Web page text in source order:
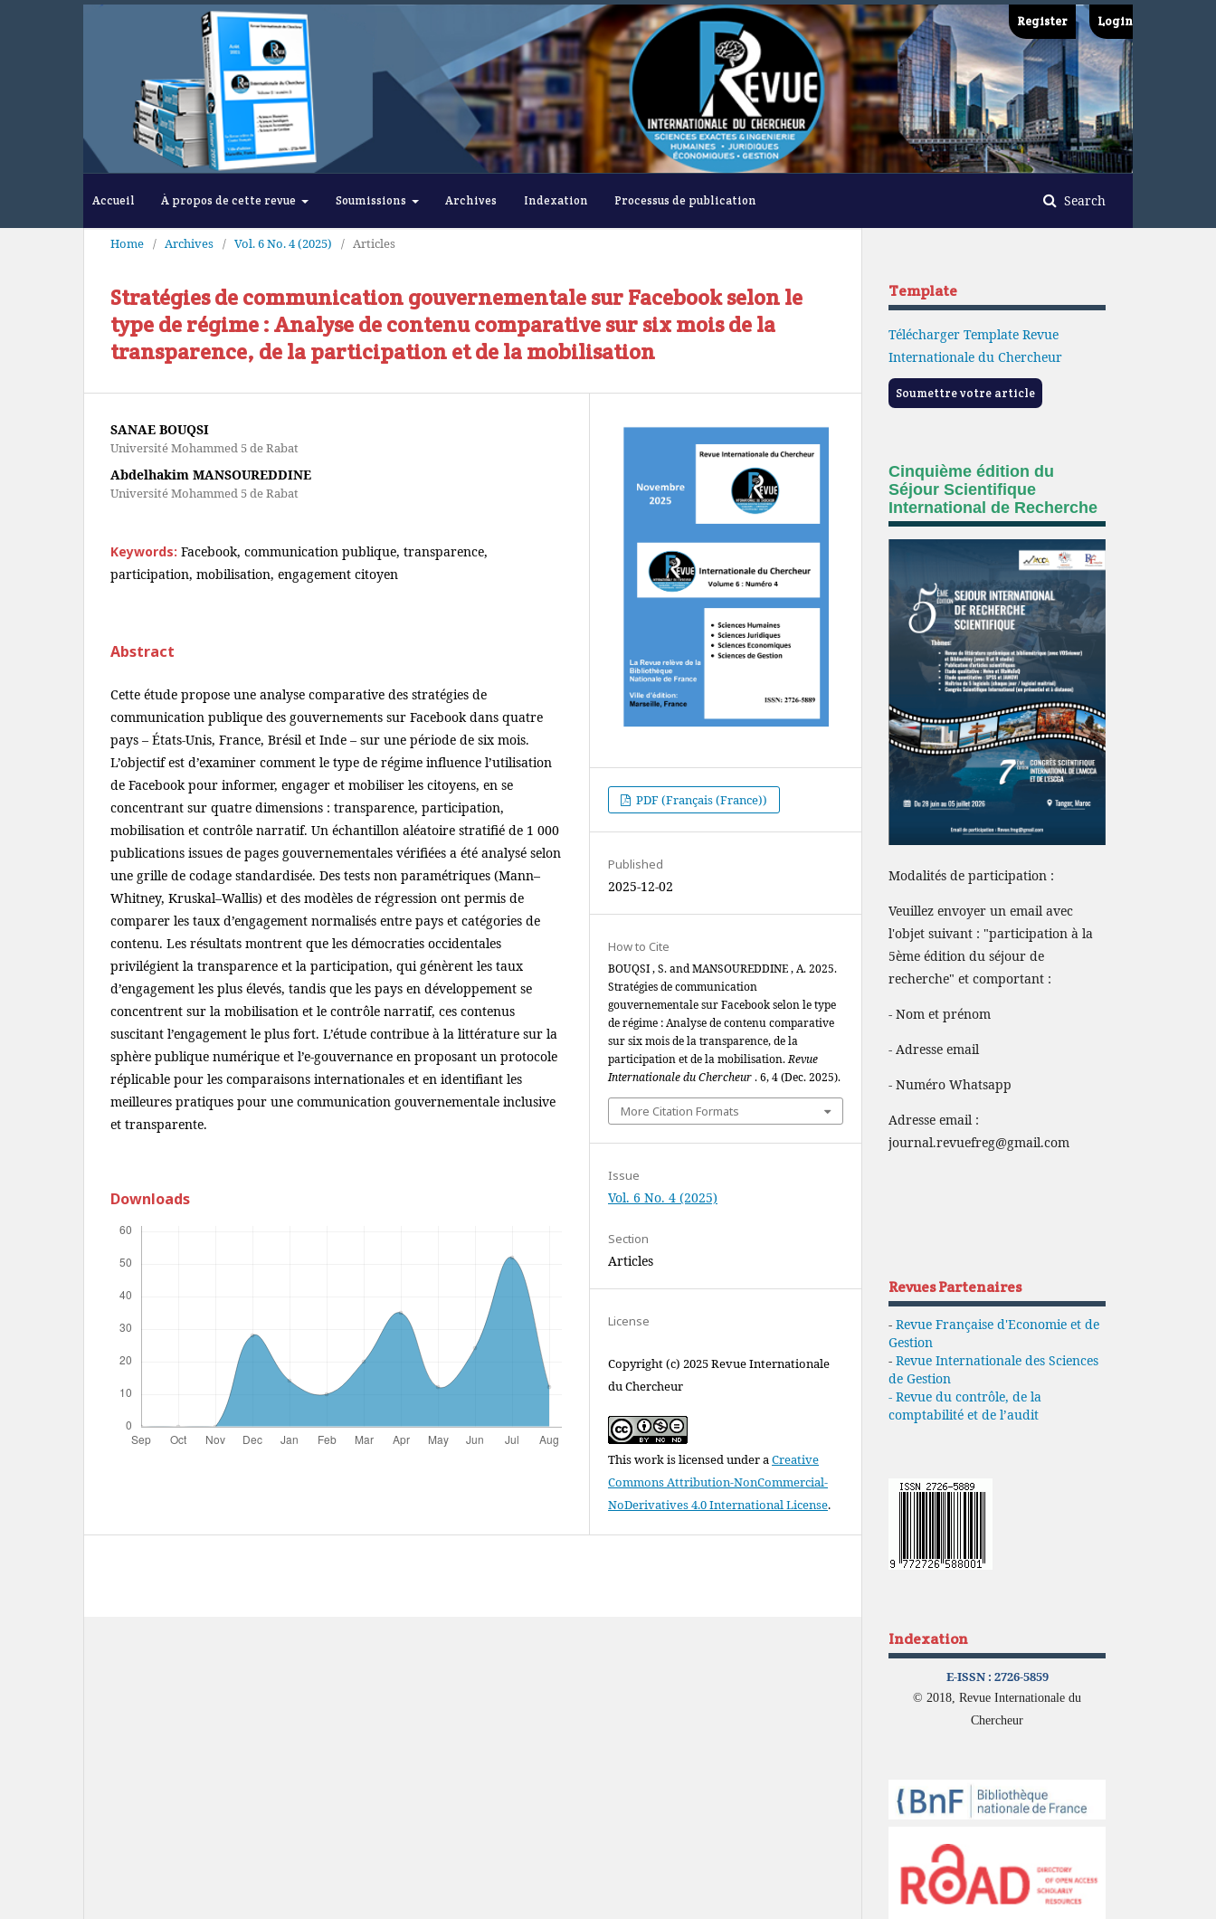
Accueil À propos de cette revue Soumissions Archives Indexation Processus de publication Search
Register Login
Home / Archives / Vol. 6 No. 4 (2025) / Articles
Stratégies de communication gouvernementale sur Facebook selon le
type de régime : Analyse de contenu comparative sur six mois de la
transparence, de la participation et de la mobilisation
SANAE BOUQSI
Université Mohammed 5 de Rabat
Abdelhakim MANSOUREDDINE
Université Mohammed 5 de Rabat
Keywords: Facebook, communication publique, transparence,
participation, mobilisation, engagement citoyen
Abstract
Cette étude propose une analyse comparative des stratégies de
communication publique des gouvernements sur Facebook dans quatre
pays – États-Unis, France, Brésil et Inde – sur une période de six mois.
L’objectif est d’examiner comment le type de régime influence l’utilisation
de Facebook pour informer, engager et mobiliser les citoyens, en se
concentrant sur quatre dimensions : transparence, participation,
mobilisation et contrôle narratif. Un échantillon aléatoire stratifié de 1 000
publications issues de pages gouvernementales vérifiées a été analysé selon
une grille de codage standardisée. Des tests non paramétriques (Mann–
Whitney, Kruskal–Wallis) et des modèles de régression ont permis de
comparer les taux d’engagement normalisés entre pays et catégories de
contenu. Les résultats montrent que les démocraties occidentales
privilégient la transparence et la participation, qui génèrent les taux
d’engagement les plus élevés, tandis que les pays en développement se
concentrent sur la mobilisation et le contrôle narratif, ces contenus
suscitant l’engagement le plus fort. L’étude contribue à la littérature sur la
sphère publique numérique et l’e-gouvernance en proposant un protocole
réplicable pour les comparaisons internationales et en identifiant les
meilleures pratiques pour une communication gouvernementale inclusive
et transparente.
Downloads
PDF (Français (France))
Published
2025-12-02
How to Cite
BOUQSI , S. and MANSOUREDDINE , A. 2025.
Stratégies de communication
gouvernementale sur Facebook selon le type
de régime : Analyse de contenu comparative
sur six mois de la transparence, de la
participation et de la mobilisation.Revue
Internationale du Chercheur. 6, 4 (Dec. 2025).
More Citation Formats
Issue
Vol. 6 No. 4 (2025)
Section
Articles
License
Copyright (c) 2025 Revue Internationale
du Chercheur
This work is licensed under aCreative
Commons Attribution-NonCommercial-
NoDerivatives 4.0 International License.
Template
Télécharger Template Revue
Internationale du Chercheur
Soumettre votre article
Cinquième édition du
Séjour Scientifique
International de Recherche
Modalités de participation :
Veuillez envoyer un email avec
l'objet suivant : "participation à la
5ème édition du séjour de
recherche" et comportant :
- Nom et prénom
- Adresse email
- Numéro Whatsapp
Adresse email :
journal.revuefreg@gmail.com
Revues Partenaires
- Revue Française d'Economie et de
Gestion
- Revue Internationale des Sciences
de Gestion
- Revue du contrôle, de la
comptabilité et de l’audit
Indexation
E-ISSN : 2726-5859
© 2018, Revue Internationale du
Chercheur